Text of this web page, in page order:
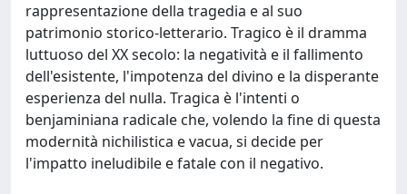
rappresentazione della tragedia e al suo
patrimonio storico-letterario. Tragico è il dramma
luttuoso del XX secolo: la negatività e il fallimento
dell'esistente, l'impotenza del divino e la disperante
esperienza del nulla. Tragica è l'intenti o
benjaminiana radicale che, volendo la fine di questa
modernità nichilistica e vacua, si decide per
l'impatto ineludibile e fatale con il negativo.